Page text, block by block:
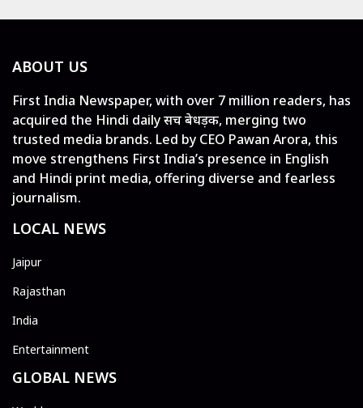
ABOUT US
First India Newspaper, with over 7 million readers, has
acquired the Hindi daily सच बेधड़क, merging two
trusted media brands. Led by CEO Pawan Arora, this
move strengthens First India’s presence in English
and Hindi print media, offering diverse and fearless
journalism.
LOCAL NEWS
Jaipur
Rajasthan
India
Entertainment
GLOBAL NEWS